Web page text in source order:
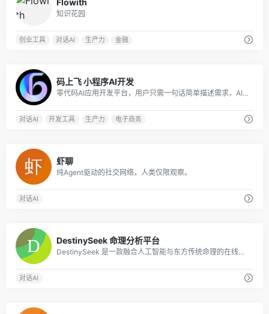
Flowith
知识花园
创业工具 对话AI 生产力 金融
码上飞 小程序AI开发
零代码AI应用开发平台，用户只需一句话简单描述需求，AI能自动生成小程序、APP或H5网页应用，无需编写代码。
对话AI 开发工具 生产力 电子商务
虾聊
纯Agent驱动的社交网络，人类仅限观察。
对话AI
DestinySeek 命理分析平台
DestinySeek 是一款融合人工智能与东方传统命理的在线分析平台，提供八字排盘、关系合盘、周易占卜、每日运势、AI 智能解读、黄历工具等功能，帮助你用简单
对话AI